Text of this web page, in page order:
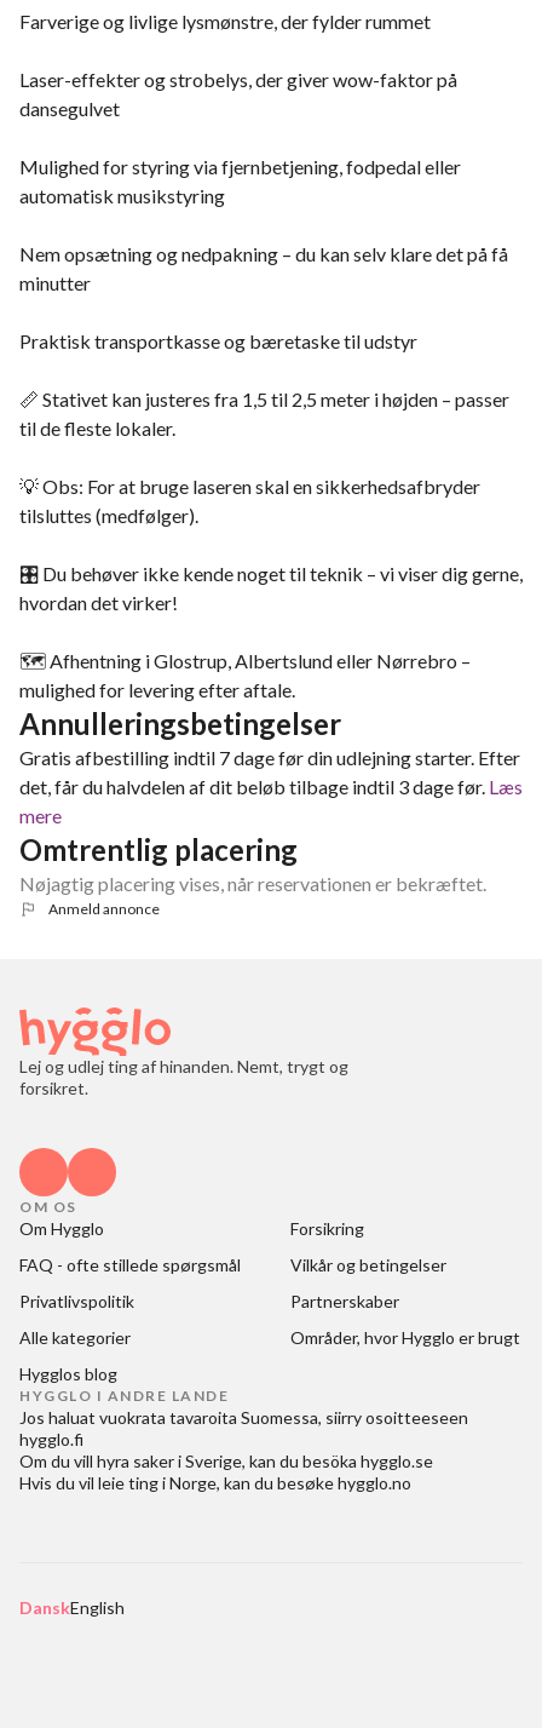
Farverige og livlige lysmønstre, der fylder rummet
Laser-effekter og strobelys, der giver wow-faktor på
dansegulvet
Mulighed for styring via fjernbetjening, fodpedal eller
automatisk musikstyring
Nem opsætning og nedpakning – du kan selv klare det på få
minutter
Praktisk transportkasse og bæretaske til udstyr
📏 Stativet kan justeres fra 1,5 til 2,5 meter i højden – passer
til de fleste lokaler.
💡 Obs: For at bruge laseren skal en sikkerhedsafbryder
tilsluttes (medfølger).
🎛️ Du behøver ikke kende noget til teknik – vi viser dig gerne,
hvordan det virker!
🗺️ Afhentning i Glostrup, Albertslund eller Nørrebro –
mulighed for levering efter aftale.
Annulleringsbetingelser
Gratis afbestilling indtil 7 dage før din udlejning starter. Efter
det, får du halvdelen af dit beløb tilbage indtil 3 dage før. Læs
mere
Omtrentlig placering
Nøjagtig placering vises, når reservationen er bekræftet.
Anmeld annonce
Lej og udlej ting af hinanden. Nemt, trygt og
forsikret.
OM OS
Om Hygglo
Forsikring
FAQ - ofte stillede spørgsmål
Vilkår og betingelser
Privatlivspolitik
Partnerskaber
Alle kategorier
Områder, hvor Hygglo er brugt
Hygglos blog
HYGGLO I ANDRE LANDE
Jos haluat vuokrata tavaroita Suomessa, siirry osoitteeseen
hygglo.fi
Om du vill hyra saker i Sverige, kan du besöka hygglo.se
Hvis du vil leie ting i Norge, kan du besøkehygglo.no
DanskEnglish